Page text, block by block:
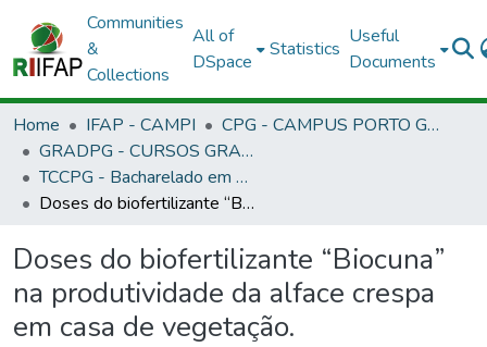
Communities
&
Collections
All of
DSpace
Statistics
Useful
Documents
Home IFAP - CAMPI
CPG - CAMPUS PORTO GRANDE
GRADPG - CURSOS GRADUAÇÃO - CAMPUS PORTO GRANDE
TCCPG - Bacharelado em Engenharia Agronômica
Doses do biofertilizante “Biocuna” na produtividade da alface crespa em casa de vegetação.
Doses do biofertilizante “Biocuna”
na produtividade da alface crespa
em casa de vegetação.